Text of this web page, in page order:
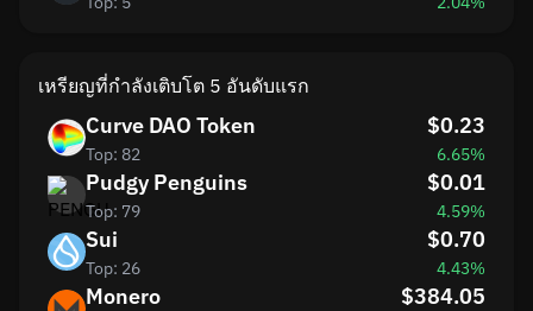
เหรียญที่กำลังเติบโต 5 อันดับแรก
Curve DAO Token
Top: 82
$0.23
6.65%
Pudgy Penguins
Top: 79
$0.01
4.59%
Sui
Top: 26
$0.70
4.43%
Monero $384.05